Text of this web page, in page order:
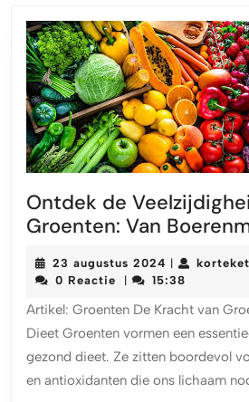
Ontdek de
Groenten: Van
23 augustus 2024 23
augustus
|
0 Reactie | 15:38
Artikel: Groenten De Kracht van
Dieet Groenten vormen een
gezond dieet. Ze zitten boordevol
en antioxidanten die ons lichaam